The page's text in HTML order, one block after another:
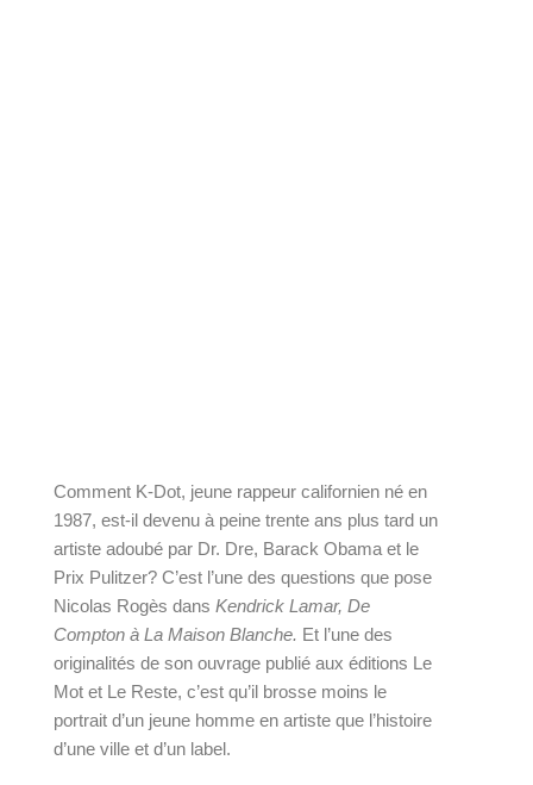
Comment K-Dot, jeune rappeur californien né en
1987, est-il devenu à peine trente ans plus tard un
artiste adoubé par Dr. Dre, Barack Obama et le
Prix Pulitzer? C’est l’une des questions que pose
Nicolas Rogès dans Kendrick Lamar, De
Compton à La Maison Blanche. Et l’une des
originalités de son ouvrage publié aux éditions Le
Mot et Le Reste, c’est qu’il brosse moins le
portrait d’un jeune homme en artiste que l’histoire
d’une ville et d’un label.